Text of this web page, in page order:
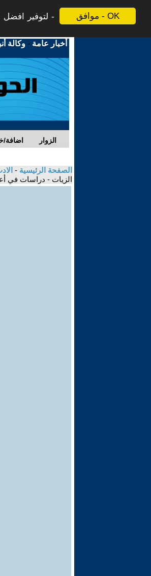
موافق - OK
لتوفير
أخبار عامة -وكالة
الزوار
الصفحة الرئيسية -
الزيات - دراسات في